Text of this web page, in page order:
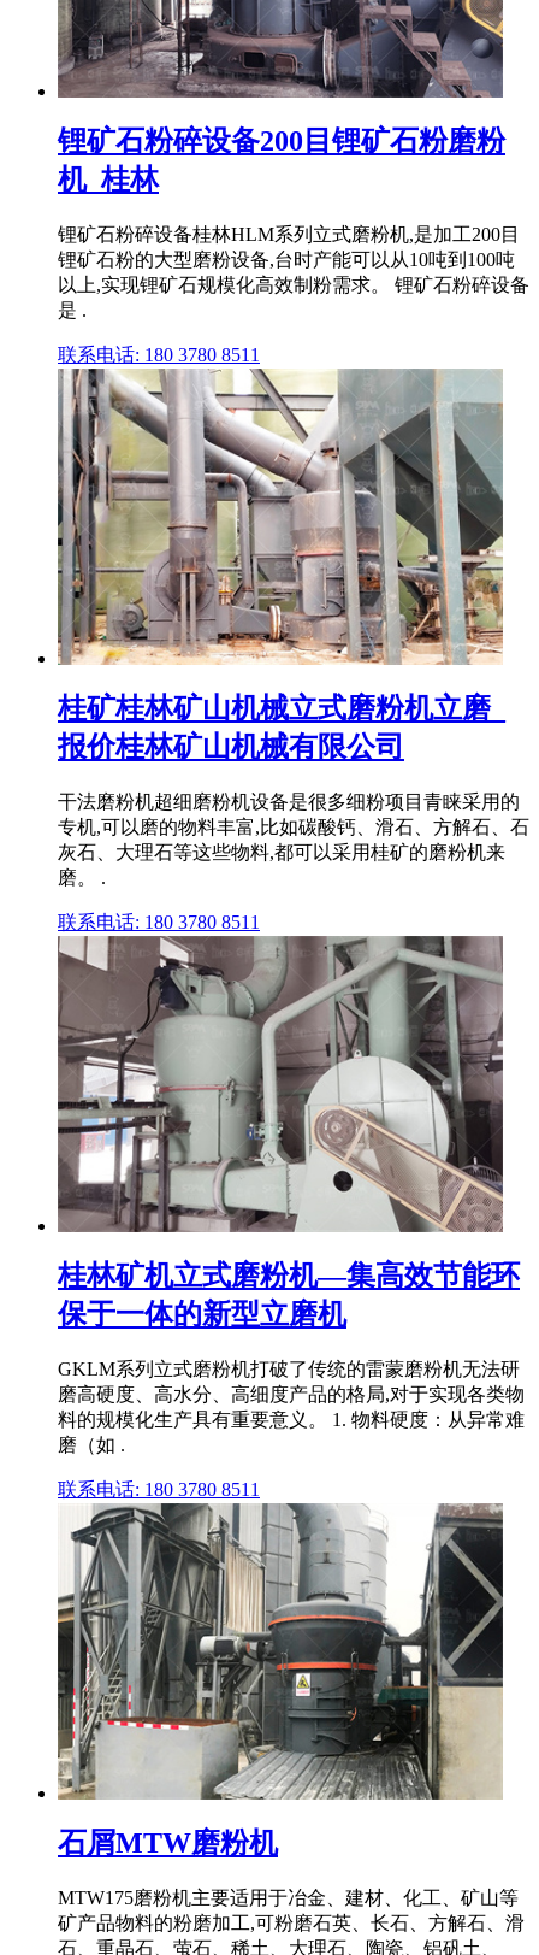
锂矿石粉碎设备200目锂矿石粉磨粉
机_桂林
锂矿石粉碎设备桂林HLM系列立式磨粉机,是加工200目
锂矿石粉的大型磨粉设备,台时产能可以从10吨到100吨
以上,实现锂矿石规模化高效制粉需求。 锂矿石粉碎设备
是 .
联系电话: 180 3780 8511
桂矿桂林矿山机械立式磨粉机立磨_
报价桂林矿山机械有限公司
干法磨粉机超细磨粉机设备是很多细粉项目青睐采用的
专机,可以磨的物料丰富,比如碳酸钙、滑石、方解石、石
灰石、大理石等这些物料,都可以采用桂矿的磨粉机来
磨。 .
联系电话: 180 3780 8511
桂林矿机立式磨粉机—集高效节能环
保于一体的新型立磨机
GKLM系列立式磨粉机打破了传统的雷蒙磨粉机无法研
磨高硬度、高水分、高细度产品的格局,对于实现各类物
料的规模化生产具有重要意义。 1. 物料硬度：从异常难
磨（如 .
联系电话: 180 3780 8511
石屑MTW磨粉机
MTW175磨粉机主要适用于冶金、建材、化工、矿山等
矿产品物料的粉磨加工,可粉磨石英、长石、方解石、滑
石、重晶石、萤石、稀土、大理石、陶瓷、铝矾土、